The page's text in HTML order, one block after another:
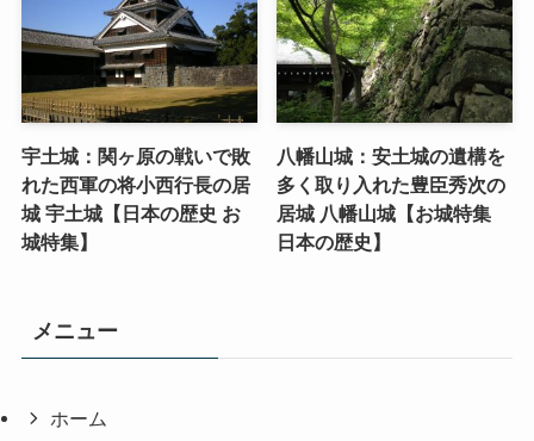
宇土城：関ヶ原の戦いで敗
れた西軍の将小西行長の居
城 宇土城【日本の歴史 お
城特集】
八幡山城：安土城の遺構を
多く取り入れた豊臣秀次の
居城 八幡山城【お城特集
日本の歴史】
メニュー
ホーム